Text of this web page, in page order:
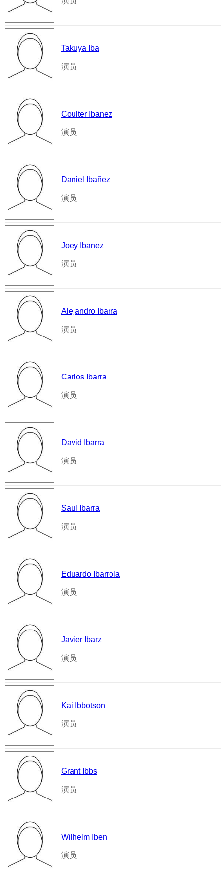
Takuya Iba
演员
Coulter Ibanez
演员
Daniel Ibañez
演员
Joey Ibanez
演员
Alejandro Ibarra
演员
Carlos Ibarra
演员
David Ibarra
演员
Saul Ibarra
演员
Eduardo Ibarrola
演员
Javier Ibarz
演员
Kai Ibbotson
演员
Grant Ibbs
演员
Wilhelm Iben
演员